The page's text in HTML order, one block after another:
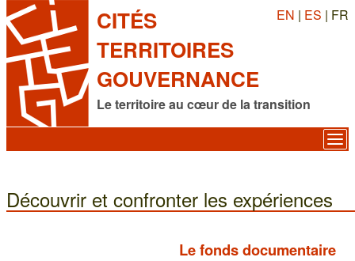
CITÉS
TERRITOIRES
GOUVERNANCE
Le territoire au cœur de la transition
EN | ES | FR
Découvrir et confronter les expériences
Le fonds documentaire